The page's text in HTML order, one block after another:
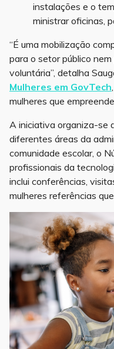
instalações e o
ministrar oficinas,
“É uma mobilização
para o setor público
voluntária”, detalha
Mulheres em GovTech
mulheres que
A iniciativa organiza-se
diferentes áreas da
comunidade escolar, o
profissionais da
inclui conferências,
mulheres referências